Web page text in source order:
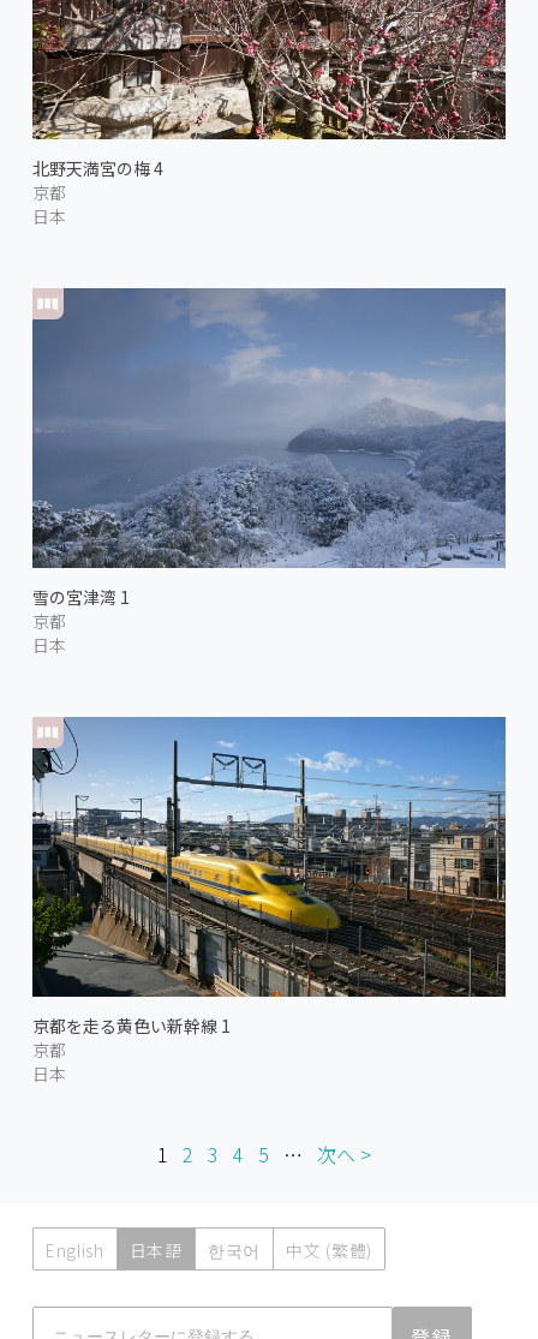
北野天満宮の梅 4
京都
日本
雪の宮津湾 1
京都
日本
京都を走る黄色い新幹線 1
京都
日本
1 2 3 4 5 … 次へ >
English 日本語 한국어 中文 (繁體)